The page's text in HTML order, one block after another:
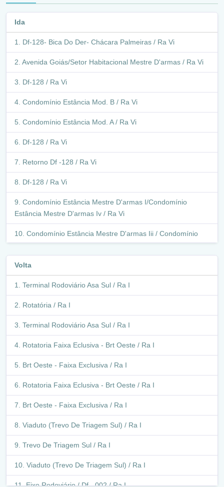
Ida
Df-128- Bica Do Der- Chácara Palmeiras / Ra Vi
Avenida Goiás/Setor Habitacional Mestre D'armas / Ra Vi
Df-128 / Ra Vi
Condomínio Estância Mod. B / Ra Vi
Condomínio Estância Mod. A / Ra Vi
Df-128 / Ra Vi
Retorno Df -128 / Ra Vi
Df-128 / Ra Vi
Condomínio Estância Mestre D'armas I/Condomínio
Estância Mestre D'armas Iv / Ra Vi
Condomínio Estância Mestre D'armas Iii / Condomínio
Estância Mestre D'armas Iv / Ra Vi
Avenida Contorno Estancia / Ra Vi
Condomínio Estância Mestre D'armas Iii/Condomínio
Estância Mestre D'armas Ii / Ra Vi
Estancia Mestre D'armas / Ra Vi
Condomínio Estância Mestre D'armas V/Condomínio
Estância Mestre D'armas Ii / Ra Vi
Condomínio Estância Mestre D'armas V / Ra Vi
Estancia Mestre D'armas / Ra Vi
Condomínio Estância Mestre D'armas V / Ra Vi
Condomínio Estância Mestre D'armas Iii / Condomínio
Volta
Terminal Rodoviário Asa Sul / Ra I
Rotatória / Ra I
Terminal Rodoviário Asa Sul / Ra I
Rotatoria Faixa Eclusiva - Brt Oeste / Ra I
Brt Oeste - Faixa Exclusiva / Ra I
Rotatoria Faixa Eclusiva - Brt Oeste / Ra I
Brt Oeste - Faixa Exclusiva / Ra I
Viaduto (Trevo De Triagem Sul) / Ra I
Trevo De Triagem Sul / Ra I
Viaduto (Trevo De Triagem Sul) / Ra I
Eixo Rodoviário / Df - 002 / Ra I